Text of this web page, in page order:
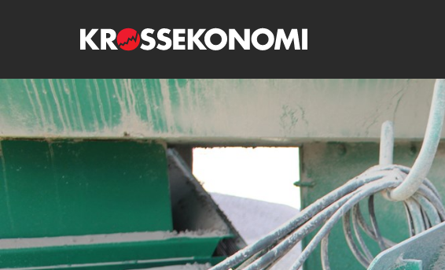
Föregående